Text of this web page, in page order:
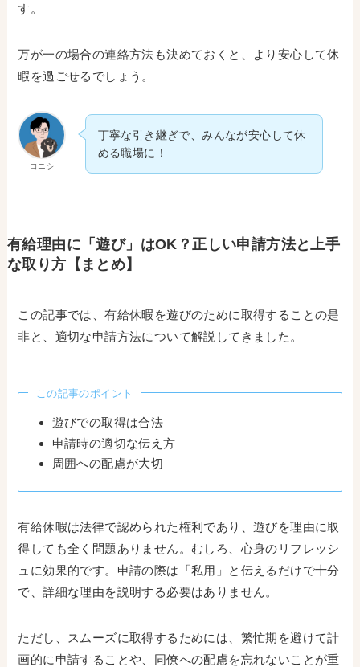
す。
万が一の場合の連絡方法も決めておくと、より安心して休
暇を過ごせるでしょう。
コニシ
丁寧な引き継ぎで、みんなが安心して休
める職場に！
有給理由に「遊び」はOK？正しい申請方法と上手
な取り方【まとめ】
この記事では、有給休暇を遊びのために取得することの是
非と、適切な申請方法について解説してきました。
この記事のポイント
遊びでの取得は合法
申請時の適切な伝え方
周囲への配慮が大切
有給休暇は法律で認められた権利であり、遊びを理由に取
得しても全く問題ありません。むしろ、心身のリフレッシ
ュに効果的です。申請の際は「私用」と伝えるだけで十分
で、詳細な理由を説明する必要はありません。
ただし、スムーズに取得するためには、繁忙期を避けて計
画的に申請することや、同僚への配慮を忘れないことが重